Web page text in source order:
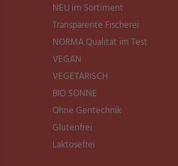
NEU im Sortiment
Transparente Fischerei
NORMA Qualität im Test
VEGAN
VEGETARISCH
BIO SONNE
Ohne Gentechnik
Glutenfrei
Laktosefrei